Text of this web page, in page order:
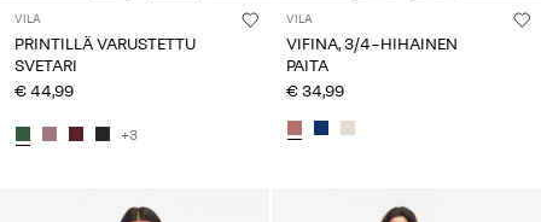
VILA
PRINTILLÄ VARUSTETTU
SVETARI
€ 44,99
+3
VILA
VIFINA, 3/4-HIHAINEN
PAITA
€ 34,99